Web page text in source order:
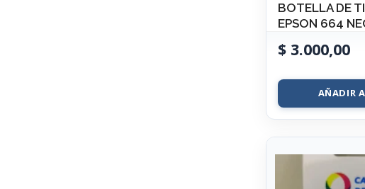
BOTELLA DE
EPSON 664
$ 3.000,00
AÑADIR